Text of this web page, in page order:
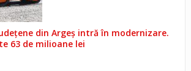
din Argeș intră în modernizare.
63 de milioane lei